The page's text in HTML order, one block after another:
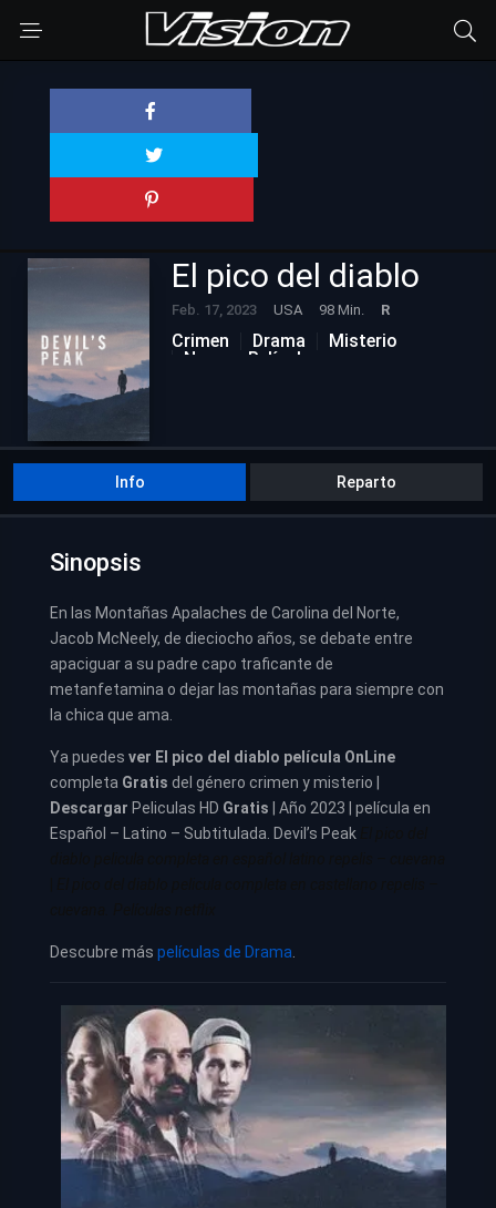
El pico del diablo
Feb. 17, 2023 USA 98 Min. R
Crimen Drama
Misterio
Nuevas Películas
Info Reparto
Sinopsis
En las Montañas Apalaches de Carolina del Norte,
Jacob McNeely, de dieciocho años, se debate entre
apaciguar a su padre capo traficante de
metanfetamina o dejar las montañas para siempre con
la chica que ama.
Ya puedes ver El pico del diablo película OnLine
completa Gratis del género crimen y misterio |
Descargar Peliculas HD Gratis | Año 2023 | película en
Español – Latino – Subtitulada. Devil’s Peak
Descubre más películas de Drama